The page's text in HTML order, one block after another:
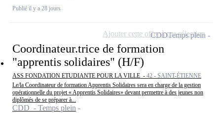
Publié il y a 28 jours
Coordinateur.trice de formation
"apprentis solidaires" (H/F)
ASS FONDATION ETUDIANTE POUR LA VILLE - 42 - SAINT-ÉTIENNE
Le/la Coordinateur de formation Apprentis Solidaires sera en charge de la gestion
opérationnelle du projet « Apprentis Solidaires» devant permettre à des jeunes non
diplômés de se préparer à...
CDD - Temps plein
CDDTemps plein
Ajouter cette offre à ma sélection